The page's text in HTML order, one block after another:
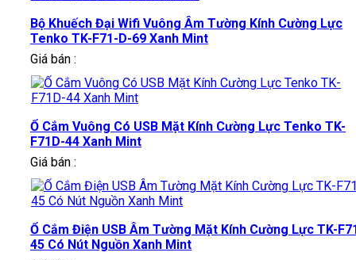
Bộ Khuếch Đại Wifi Vuông Âm Tường Kính Cường Lực
Tenko TK-F71-D-69 Xanh Mint
Giá bán :
Ổ Cắm Vuông Có USB Mặt Kính Cường Lực Tenko TK-
F71D-44 Xanh Mint
Giá bán :
Ổ Cắm Điện USB Âm Tường Mặt Kính Cường Lực TK-
45 Có Nút Nguồn Xanh Mint